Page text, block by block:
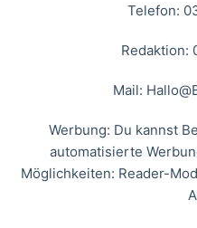
Telefon:
Redaktion:
Mail:
Werbung: Du kannst
automatisierte
Möglichkeiten: Reader-